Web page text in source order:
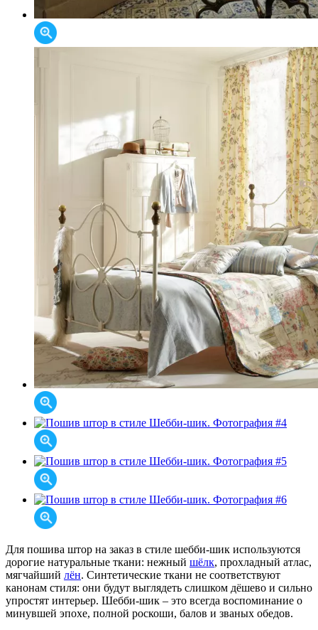
Для пошива штор на заказ в стиле шебби-шик используются
дорогие натуральные ткани: нежный шёлк, прохладный атлас,
мягчайший лён. Синтетические ткани не соответствуют
канонам стиля: они будут выглядеть слишком дёшево и сильно
упростят интерьер. Шебби-шик – это всегда воспоминание о
минувшей эпохе, полной роскоши, балов и званых обедов.